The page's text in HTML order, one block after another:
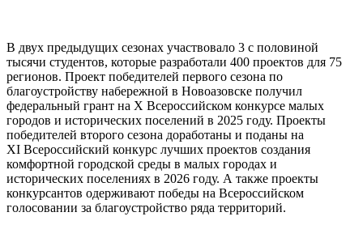
В двух предыдущих сезонах участвовало 3 с половиной
тысячи студентов, которые разработали 400 проектов для 75
регионов. Проект победителей первого сезона по
благоустройству набережной в Новоазовске получил
федеральный грант на X Всероссийском конкурсе малых
городов и исторических поселений в 2025 году. Проекты
победителей второго сезона доработаны и поданы на
XI Всероссийский конкурс лучших проектов создания
комфортной городской среды в малых городах и
исторических поселениях в 2026 году. А также проекты
конкурсантов одерживают победы на Всероссийском
голосовании за благоустройство ряда территорий.